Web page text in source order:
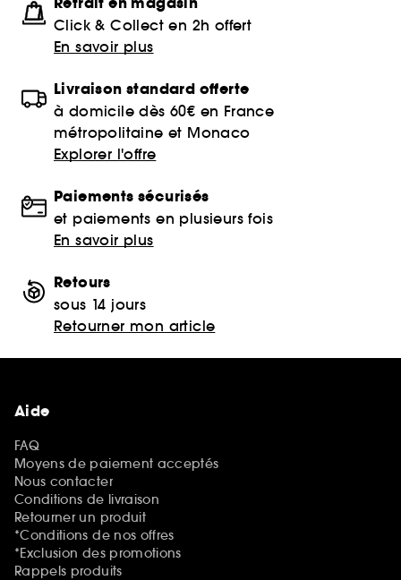
Click & Collect en 2h offert
En savoir plus
Livraison standard offerte
à domicile dès 60€ en France
métropolitaine et Monaco
Explorer l'offre
Paiements sécurisés
et paiements en plusieurs fois
En savoir plus
Retours
sous 14 jours
Retourner mon article
Aide
FAQ
Moyens de paiement acceptés
Nous contacter
Conditions de livraison
Retourner un produit
*Conditions de nos offres
*Exclusion des promotions
Rappels produits